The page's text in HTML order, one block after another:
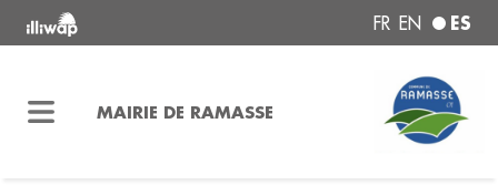
FR EN ES
MAIRIE DE RAMASSE